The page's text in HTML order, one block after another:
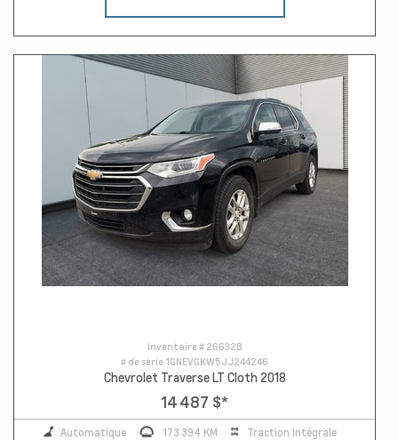
Inventaire # 26632B
# de série 1GNEVGKW5JJ244246
Chevrolet Traverse LT Cloth 2018
14 487 $*
Automatique 173 394 KM Traction Intégrale